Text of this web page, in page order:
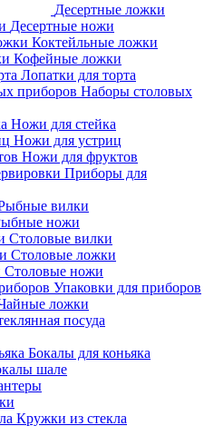
Десертные ложки
Десертные ножи
Коктейльные ложки
Кофейные ложки
Лопатки для торта
Наборы столовых
Ножи для стейка
Ножи для устриц
Ножи для фруктов
Приборы для
вилки
ножи
Столовые вилки
Столовые ложки
Столовые ножи
Упаковки для приборов
ложки
посуда
Бокалы для коньяка
шале
Кружки из стекла